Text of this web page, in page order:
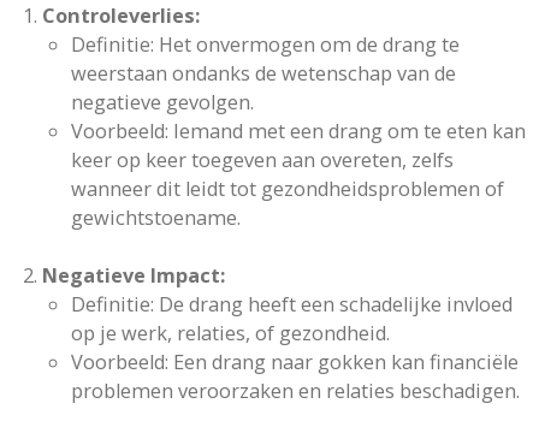
Controleverlies:
Definitie: Het onvermogen om de drang te
weerstaan ondanks de wetenschap van de
negatieve gevolgen.
Voorbeeld: Iemand met een drang om te eten kan
keer op keer toegeven aan overeten, zelfs
wanneer dit leidt tot gezondheidsproblemen of
gewichtstoename.
Negatieve Impact:
Definitie: De drang heeft een schadelijke invloed
op je werk, relaties, of gezondheid.
Voorbeeld: Een drang naar gokken kan financiële
problemen veroorzaken en relaties beschadigen.